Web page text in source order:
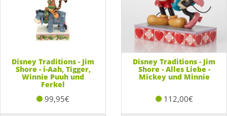
Disney Traditions - Jim
Shore - i-Aah, Tigger,
Winnie Puuh und
Ferkel
99,95€
Disney Traditions - Jim
Shore - Alles Liebe -
Mickey und Minnie
112,00€